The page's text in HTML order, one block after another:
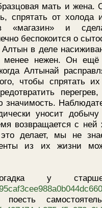
мать и жена.
спрятать от холода
и
беспокоится о
в деле
менее нежен. Он
Алтынай
чтобы спрятать
значимость.
уносит
возвращается с ней
делает, мы не
из их жизни
у